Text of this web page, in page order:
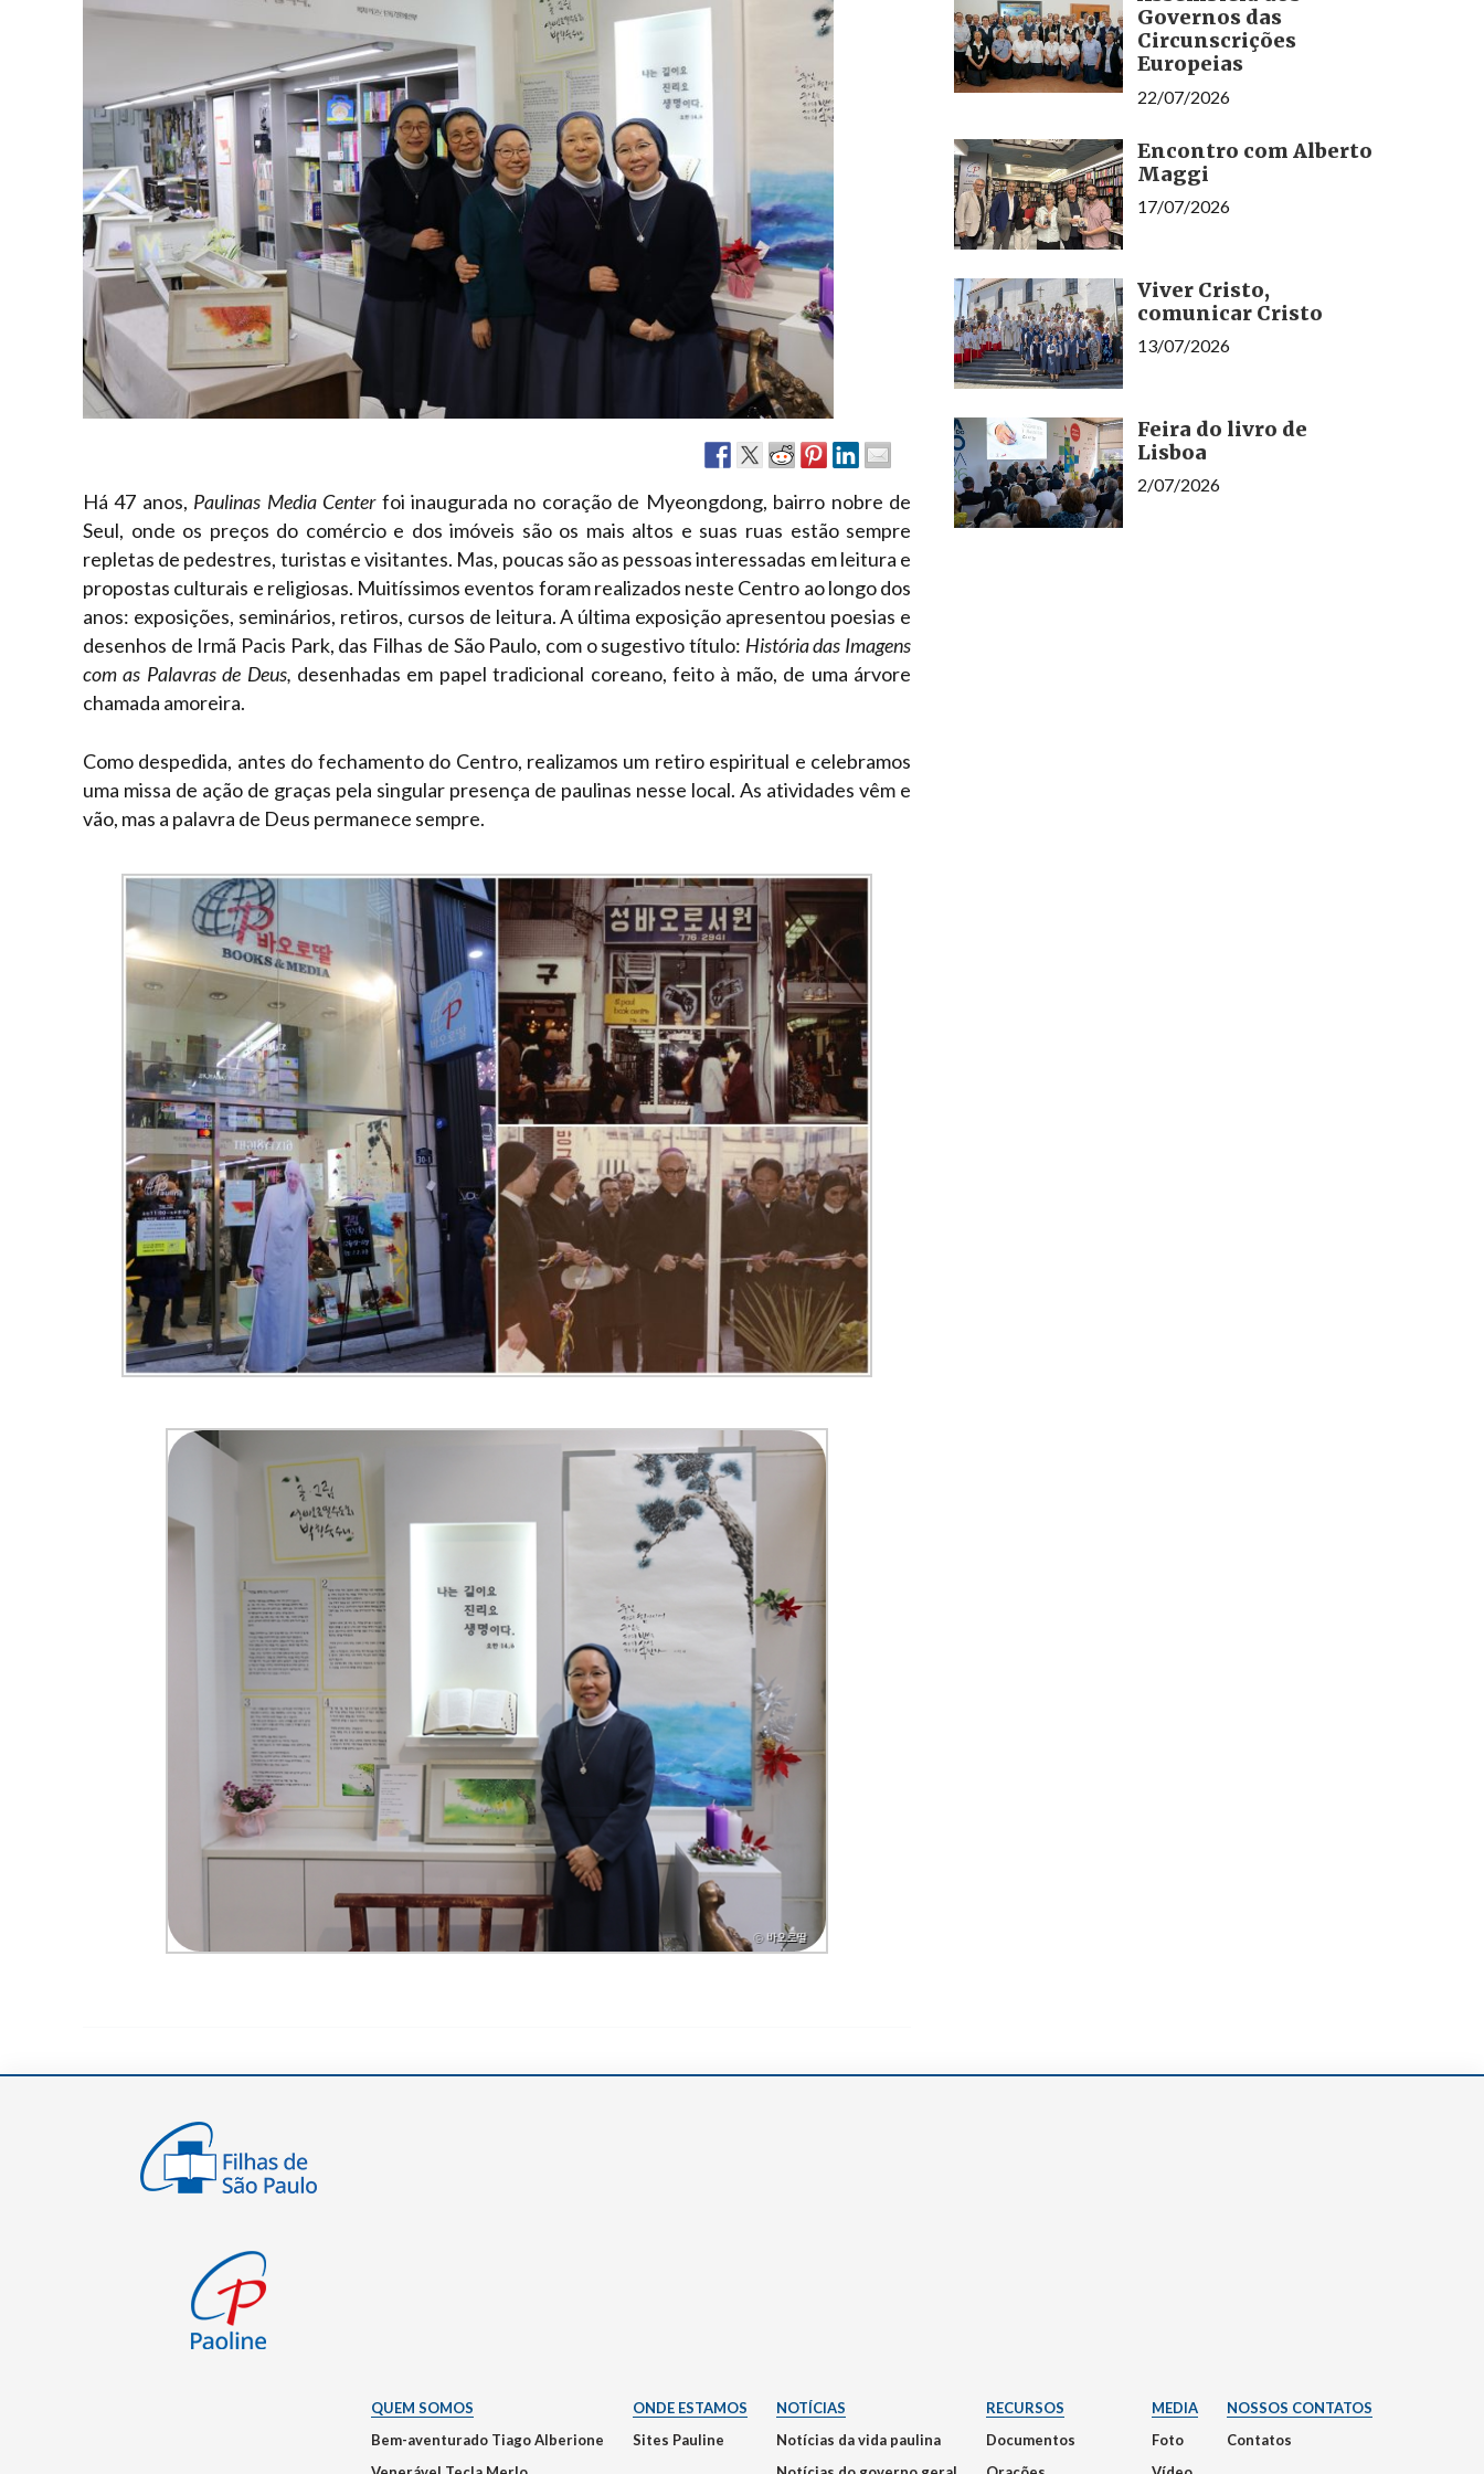
Narzole
San Lorenzo di Fossano
Susa
Há 47 anos, Paulinas Media Centerfoi inaugurada no coração de Myeongdong, bairro nobre de
Seul, onde os preços do comércio e dos imóveis são os mais altos e suas ruas estão sempre
repletas de pedestres, turistas e visitantes. Mas, poucas são as pessoas interessadas em leitura e
propostas culturais e religiosas. Muitíssimos eventos foram realizados neste Centro ao longo dos
anos: exposições, seminários, retiros, cursos de leitura. A última exposição apresentou poesias e
desenhos de Irmã Pacis Park, das Filhas de São Paulo, com o sugestivo título: História das Imagens
com as Palavras de Deus, desenhadas em papel tradicional coreano, feito à mão, de uma árvore
chamada amoreira.
Como despedida, antes do fechamento do Centro, realizamos um retiro espiritual e celebramos
uma missa de ação de graças pela singular presença de paulinas nesse local. As atividades vêm e
vão, mas a palavra de Deus permanece sempre.
Governos das
Circunscrições
Europeias
22/07/2026
Encontro com Alberto
Maggi
17/07/2026
Viver Cristo,
comunicar Cristo
13/07/2026
Feira do livro de
Lisboa
2/07/2026
QUEM SOMOS
Bem-aventurado Tiago Alberione
ONDE ESTAMOS
Sites Pauline
NOTÍCIAS
Notícias da vida paulina
RECURSOS
Documentos
MEDIA
Foto
NOSSOS CONTATOS
Contatos